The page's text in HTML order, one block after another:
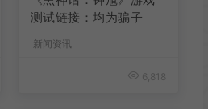
测试链接：均为骗子
新闻资讯
6,818